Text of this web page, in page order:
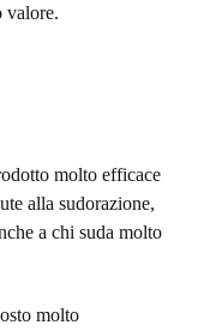
valore.
molto efficace
alla sudorazione,
a chi suda molto
molto